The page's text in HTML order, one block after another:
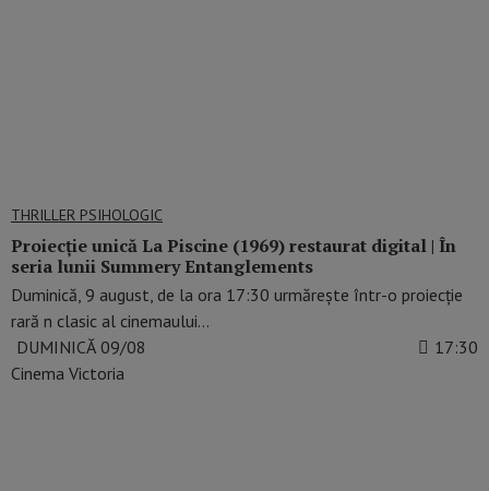
THRILLER PSIHOLOGIC
Proiecție unică La Piscine (1969) restaurat digital | În
seria lunii Summery Entanglements
Duminică, 9 august, de la ora 17:30 urmărește într-o proiecție
rară n clasic al cinemaului…
DUMINICĂ 09/08
17:30
Cinema Victoria